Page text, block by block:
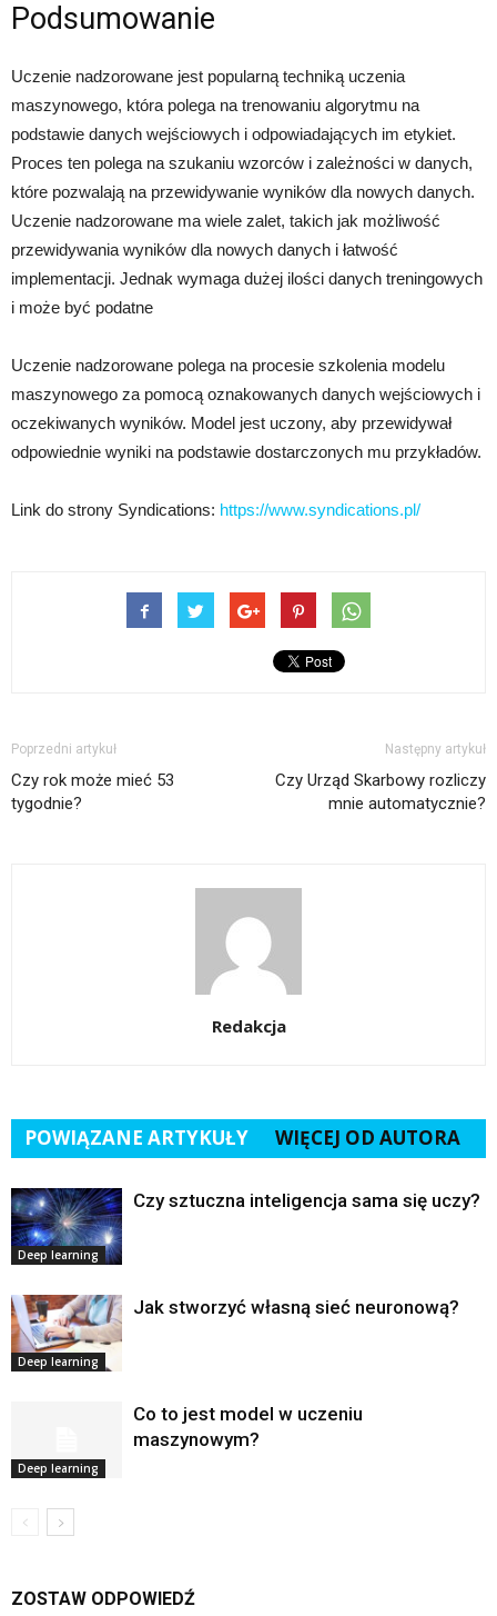
Podsumowanie
Uczenie nadzorowane jest popularną techniką uczenia
maszynowego, która polega na trenowaniu algorytmu na
podstawie danych wejściowych i odpowiadających im etykiet.
Proces ten polega na szukaniu wzorców i zależności w danych,
które pozwalają na przewidywanie wyników dla nowych danych.
Uczenie nadzorowane ma wiele zalet, takich jak możliwość
przewidywania wyników dla nowych danych i łatwość
implementacji. Jednak wymaga dużej ilości danych treningowych
i może być podatne
Uczenie nadzorowane polega na procesie szkolenia modelu
maszynowego za pomocą oznakowanych danych wejściowych i
oczekiwanych wyników. Model jest uczony, aby przewidywał
odpowiednie wyniki na podstawie dostarczonych mu przykładów.
Link do strony Syndications: https://www.syndications.pl/
Poprzedni artykuł
Czy rok może mieć 53
tygodnie?
Następny artykuł
Czy Urząd Skarbowy rozliczy
mnie automatycznie?
Redakcja
POWIĄZANE ARTYKUŁY WIĘCEJ OD AUTORA
Deep learning
Czy sztuczna inteligencja sama się uczy?
Deep learning
Jak stworzyć własną sieć neuronową?
Deep learning
Co to jest model w uczeniu
maszynowym?
ZOSTAW ODPOWIEDŹ